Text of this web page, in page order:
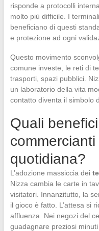
risponde a protocolli
molto più difficile. I
beneficiano di questi
e protezione ad ogni
Questo movimento
comune investe, le reti di
trasporti, spazi pubblici.
un laboratorio della vita
contatto diventa il simbolo
Quali
quotidiana?
L’adozione massiccia dei
Nizza cambia le carte in
visitatori. Innanzitutto, la
il gioco è fatto. L’attesa si
affluenza. Nei negozi del
guadagnare preziosi